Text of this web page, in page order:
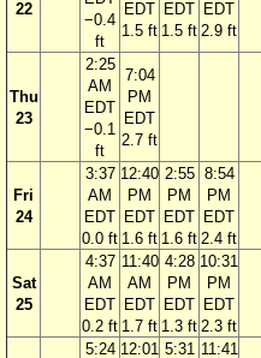
22
−0.4
ft
EDT
1.5 ft
EDT
1.5 ft
EDT
2.9 ft
Thu
23
2:25
AM
EDT
−0.1
ft
7:04
PM
EDT
2.7 ft
Fri
24
3:37
AM
EDT
0.0 ft
12:40
PM
EDT
1.6 ft
2:55
PM
EDT
1.6 ft
8:54
PM
EDT
2.4 ft
Sat
25
4:37
AM
EDT
0.2 ft
11:40
AM
EDT
1.7 ft
4:28
PM
EDT
1.3 ft
10:31
PM
EDT
2.3 ft
5:24 12:01 5:31 11:41